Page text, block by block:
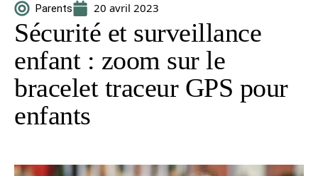
Parents 20 avril 2023
Sécurité et surveillance
enfant : zoom sur le
bracelet traceur GPS pour
enfants